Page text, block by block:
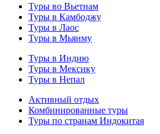
Туры во Вьетнам
Туры в Камбоджу
Туры в Лаос
Туры в Мьянму
Туры в Индию
Туры в Мексику
Туры в Непал
Активный отдых
Комбинированные туры
Туры по странам Индокитая